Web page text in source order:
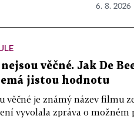
6. 8. 2026
věčné. Jak De
jistou hodnotu
věčné je známý název filmu
vyvolala zpráva o